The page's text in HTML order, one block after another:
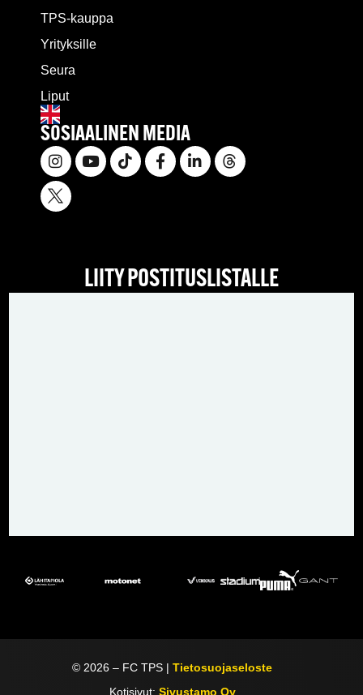
TPS-kauppa
Yrityksille
Seura
Liput
SOSIAALINEN MEDIA
LIITY POSTITUSLISTALLE
© 2026 – FC TPS |Tietosuojaseloste
Kotisivut: Sivustamo Oy